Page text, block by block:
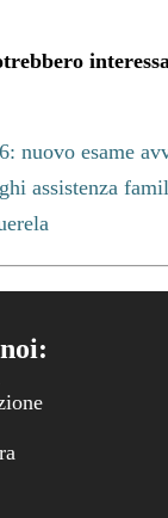
nuovo esame
assistenza